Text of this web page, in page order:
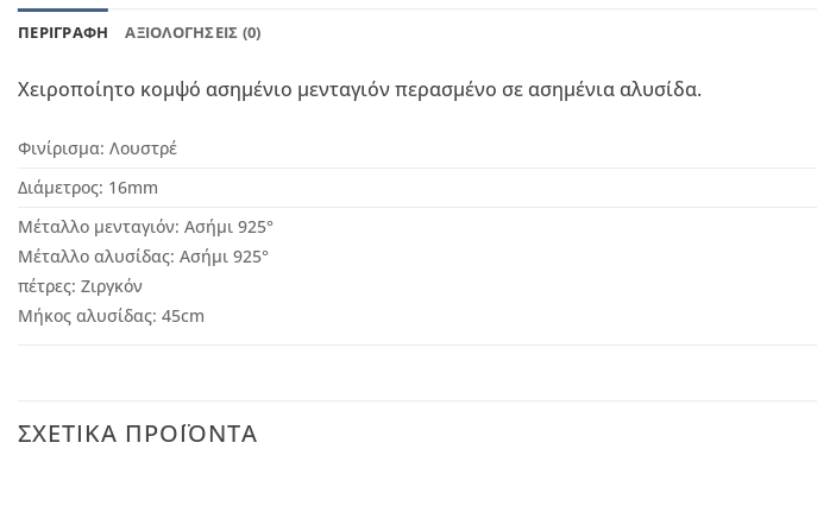
ΠΕΡΙΓΡΑΦΉ ΑΞΙΟΛΟΓΉΣΕΙΣ (0)
Χειροποίητο κομψό ασημένιο μενταγιόν περασμένο σε ασημένια αλυσίδα.
Φινίρισμα: Λουστρέ
Διάμετρος: 16mm
Μέταλλο μενταγιόν: Ασήμι 925°
Μέταλλο αλυσίδας: Ασήμι 925°
πέτρες: Ζιργκόν
Μήκος αλυσίδας: 45cm
ΣΧΕΤΙΚΆ ΠΡΟΪΌΝΤΑ